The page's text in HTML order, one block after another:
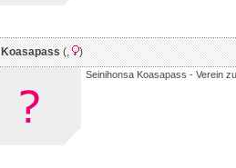
Koasapass(, )
Seinihonsa Koasapass - Verein